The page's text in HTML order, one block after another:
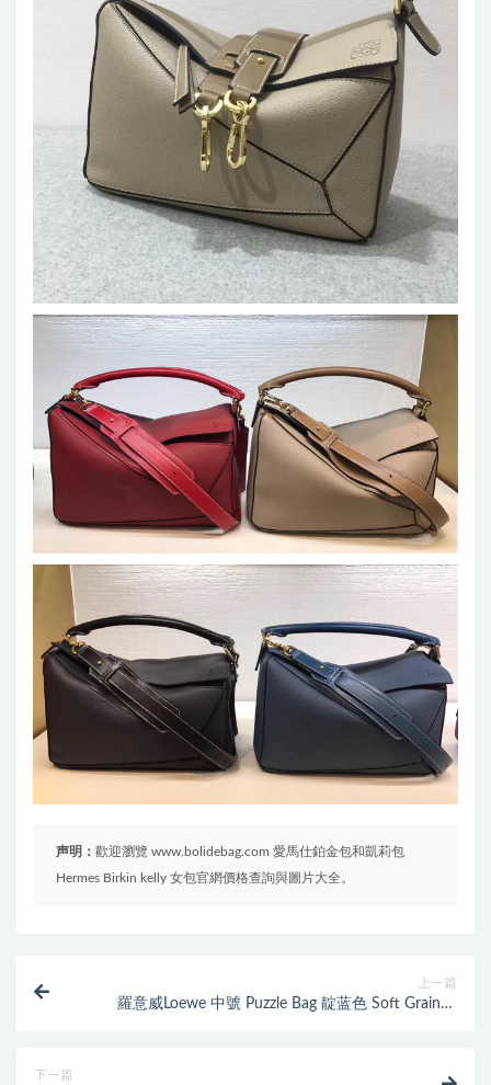
声明： 歡迎瀏覽 www.bolidebag.com 愛馬仕鉑金包和凱莉包
Hermes Birkin kelly 女包官網價格查詢與圖片大全。
上一篇
羅意威Loewe 中號 Puzzle Bag 靛蓝色 Soft Grained
下一篇